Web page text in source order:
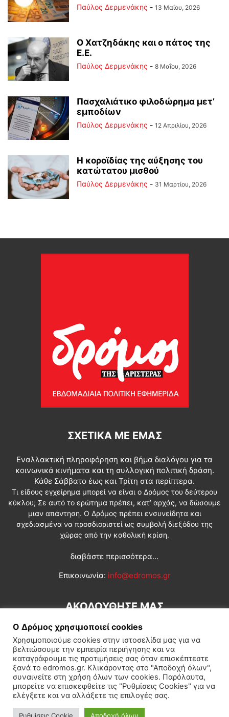
Παύλος Δερμενάκης - 13 Μαΐου, 2026
Ο Χατζηδάκης και ο πάτος της
Ε.Ε.
Παύλος Δερμενάκης - 8 Μαΐου, 2026
Πασχαλιάτικο φιλοδώρημα μετ’
εμποδίων
Παύλος Δερμενάκης - 12 Απριλίου, 2026
Η κοροϊδίας της αύξησης του
κατώτατου μισθού
Παύλος Δερμενάκης - 31 Μαρτίου, 2026
ΣΧΕΤΙΚΆ ΜΕ ΕΜΆΣ
Εναλλακτική πληροφόρηση και βήμα διαλόγου για τα
κοινωνικά κινήματα και τη συλλογική πολιτική δράση.
Κάθε Σάββατο έως και Τρίτη στα περίπτερα.
Τι είδους εγχείρημα μπορεί να είναι ο Δρόμος του δεύτερου
κύκλου; Σε αυτό το ερώτημα πρέπει, κατ’ αρχάς, να δώσουμε
μιαν απάντηση. Ο Δρόμος πρέπει ενσυνείδητα και
σχεδιασμένα να προσδιοριστεί ως συμβολή διεξόδου της
χώρας από την καθολική κρίση.
διαβάστε περισσότερα...
Επικοινωνία: info@edromos.gr
ΑΚΟΛΟΥΘΗΣΕ ΜΑΣ
Εγγραφή συνδρομητή Πολιτική Διεθνή Κοινωνία
Πολιτισμός Αφιερώματα
Ο Δρόμος χρησιμοποιεί cookies
Χρησιμοποιούμε cookies στην ιστοσελίδα μας για να
βελτιώσουμε την εμπειρία περιήγησης και να
καταγράφουμε τις προτιμήσεις σας όταν επισκέπτεστε
ξανά το edromos.gr. Κλικάροντας στο "Αποδοχή όλων",
συναινείτε στη χρήση όλων των cookies. Παρόλαυτα,
μπορείτε να επισκεφθείτε τις "Ρυθμίσεις Cookies" για να
ελέγξετε και να αλλάξετε τις επιλογές σας.